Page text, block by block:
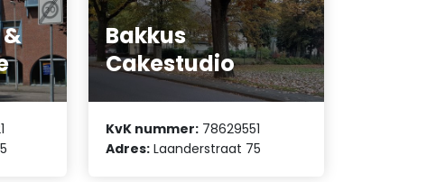
Bakkus
Cakestudio
KvK nummer: 78629551
Adres: Laanderstraat 75